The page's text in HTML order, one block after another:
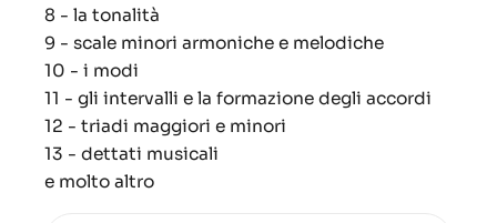
8 - la tonalità
9 - scale minori armoniche e melodiche
10 - i modi
11 - gli intervalli e la formazione degli accordi
12 - triadi maggiori e minori
13 - dettati musicali
e molto altro